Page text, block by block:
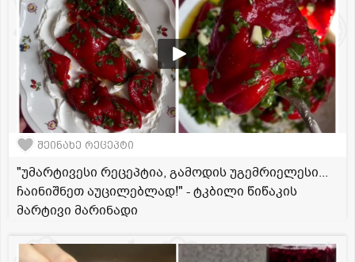
შეინახე რეცეპტი
"უმარტივესი რეცეპტია, გამოდის უგემრიელესი...
ჩაინიშნეთ აუცილებლად!" - ტკბილი წიწაკის
მარტივი მარინადი